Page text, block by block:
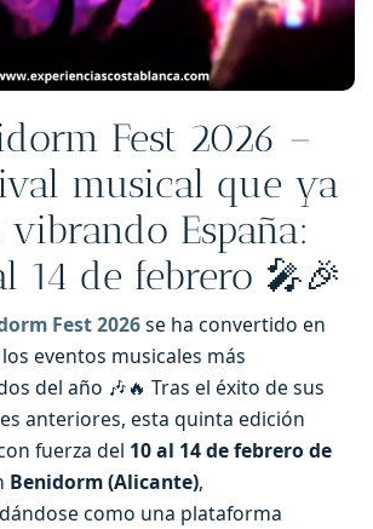
Fest 2026 –
musical que ya
vibrando España:
14 de febrero 🎤🎉
Fest 2026se ha convertido en
eventos musicales más
del año 🎶🔥 Tras el éxito de sus
anteriores, esta quinta edición
fuerza del 10 al 14 de febrero de
Benidorm (Alicante),
como una plataforma